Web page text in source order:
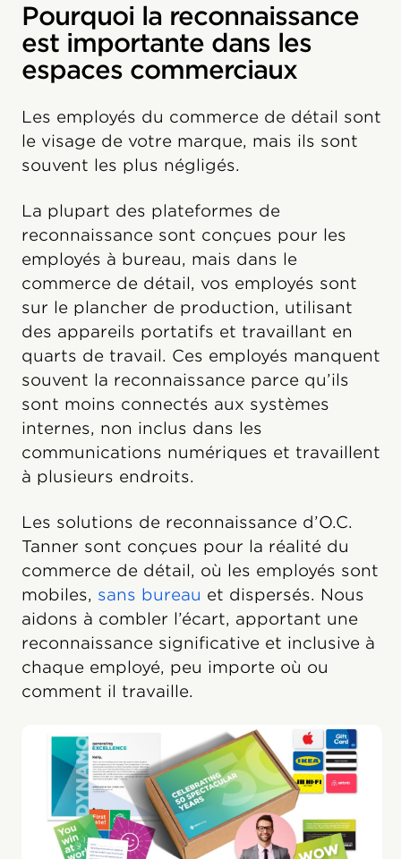
Pourquoi la reconnaissance
est importante dans les
espaces commerciaux
Les employés du commerce de détail sont
le visage de votre marque, mais ils sont
souvent les plus négligés.
La plupart des plateformes de
reconnaissance sont conçues pour les
employés à bureau, mais dans le
commerce de détail, vos employés sont
sur le plancher de production, utilisant
des appareils portatifs et travaillant en
quarts de travail. Ces employés manquent
souvent la reconnaissance parce qu’ils
sont moins connectés aux systèmes
internes, non inclus dans les
communications numériques et travaillent
à plusieurs endroits.
Les solutions de reconnaissance d’O.C.
Tanner sont conçues pour la réalité du
commerce de détail, où les employés sont
mobiles, sans bureau et dispersés. Nous
aidons à combler l’écart, apportant une
reconnaissance significative et inclusive à
chaque employé, peu importe où ou
comment il travaille.